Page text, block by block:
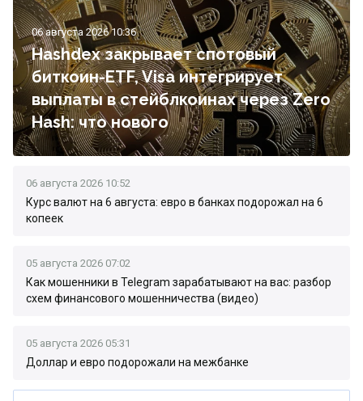
06 августа 2026 10:36
Hashdex закрывает спотовый
биткоин-ETF, Visa интегрирует
выплаты в стейблкоинах через Zero
Hash: что нового
06 августа 2026 10:52
Курс валют на 6 августа: евро в банках подорожал на 6
копеек
05 августа 2026 07:02
Как мошенники в Telegram зарабатывают на вас: разбор
схем финансового мошенничества (видео)
05 августа 2026 05:31
Доллар и евро подорожали на межбанке